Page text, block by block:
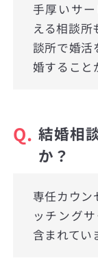
手厚いサ
える相談
談所で婚活
婚すること
Q. 結婚相
か？
専任カウン
ッチング
含まれてい